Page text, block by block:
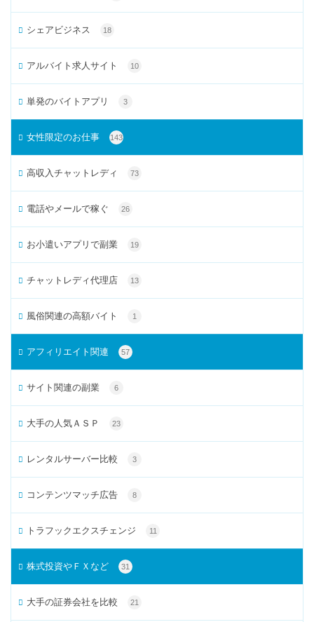
シェアビジネス 18
アルバイト求人サイト 10
単発のバイトアプリ 3
女性限定のお仕事 143
高収入チャットレディ 73
電話やメールで稼ぐ 26
お小遣いアプリで副業 19
チャットレディ代理店 13
風俗関連の高額バイト 1
アフィリエイト関連 57
サイト関連の副業 6
大手の人気ＡＳＰ 23
レンタルサーバー比較 3
コンテンツマッチ広告 8
トラフックエクスチェンジ 11
株式投資やＦＸなど 31
大手の証券会社を比較 21